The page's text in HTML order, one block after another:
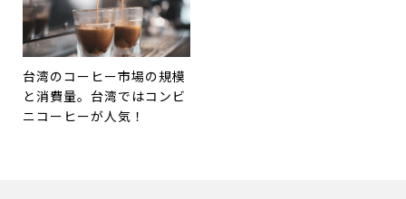
台湾のコーヒー市場の規模
と消費量。台湾ではコンビ
ニコーヒーが人気！